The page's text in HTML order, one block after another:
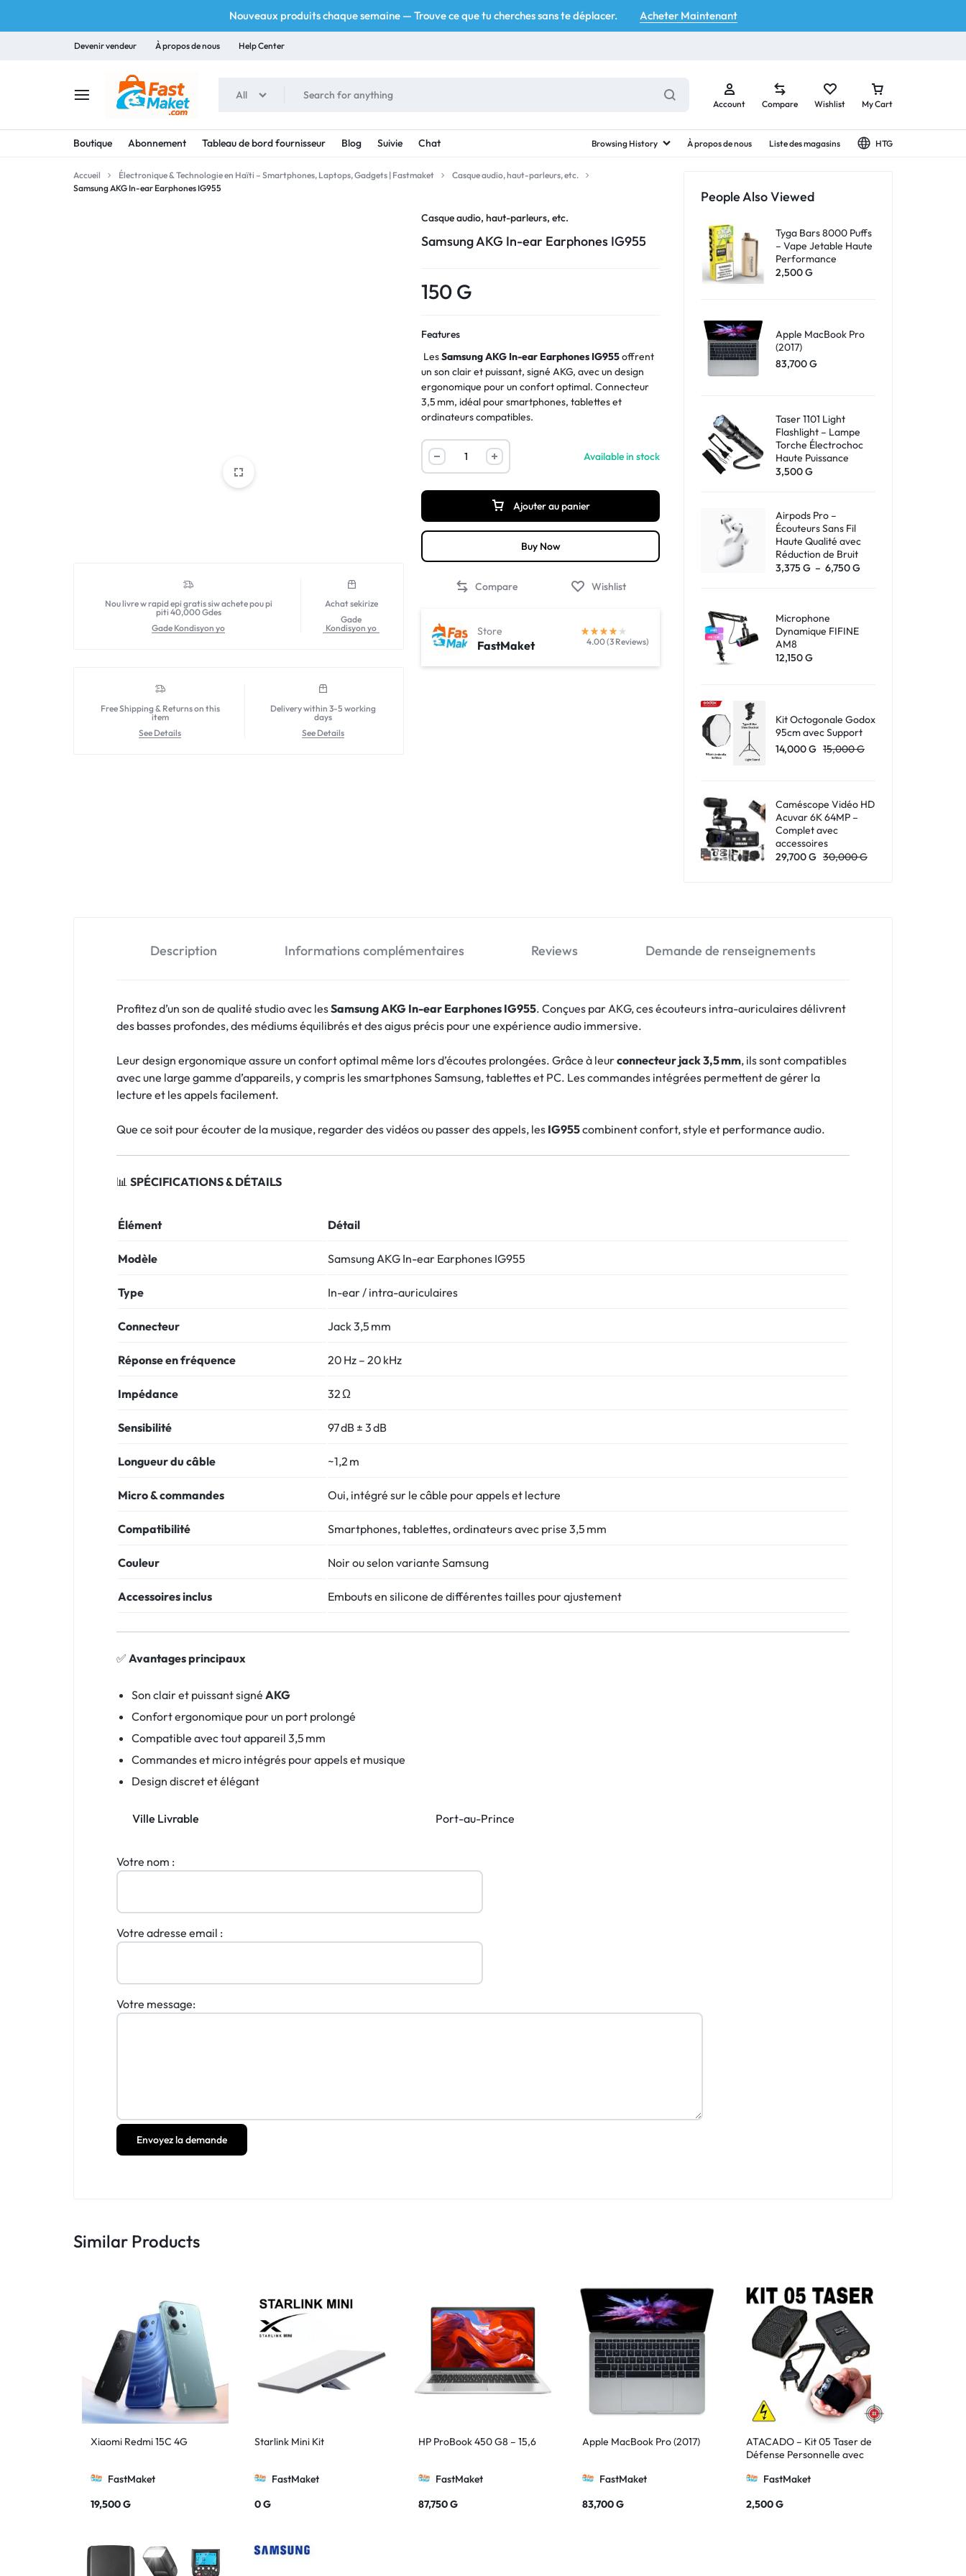
Nouveaux produits chaque semaine — Trouve ce que tu cherches sans te déplacer. Acheter Maintenant
Devenir vendeur À propos de nous Help Center
FASTMAKET
All
Account Compare Wishlist My Cart
Your bag is empty
Don't miss out on great deals! Start shopping or
Sign in to view products added.
Shop What's New
Boutique Abonnement Tableau de bord fournisseur Blog Suivie Chat Browsing History À propos de nous Liste des magasins HTG
Accueil Électronique & Technologie en Haïti – Smartphones, Laptops, Gadgets | Fastmaket
Casque audio, haut-parleurs, etc.
Samsung AKG In-ear Earphones IG955
Nou livre w rapid epi gratis siw achete pou pi
piti 40,000 Gdes
Gade Kondisyon yo
Achat sekirize
Gade
Kondisyon yo
Free Shipping & Returns on this
item
See Details
Delivery within 3-5 working
days
See Details
Casque audio, haut-parleurs, etc.
Samsung AKG In-ear Earphones IG955
150 G
Features
LesSamsung AKG In-ear Earphones IG955offrent
un son clair et puissant, signé AKG, avec un design
ergonomique pour un confort optimal. Connecteur
3,5 mm, idéal pour smartphones, tablettes et
ordinateurs compatibles.
Available in stock
Ajouter au panier
Buy Now
Compare Wishlist
Store
FastMaket 4.00 (3 Reviews)
People Also Viewed
Tyga Bars 8000 Puffs
– Vape Jetable Haute
Performance
2,500G
Apple MacBook Pro
(2017)
83,700G
Taser 1101 Light
Flashlight – Lampe
Torche Électrochoc
Haute Puissance
3,500G
Airpods Pro –
Écouteurs Sans Fil
Haute Qualité avec
Réduction de Bruit
3,375 G – 6,750G
Microphone
Dynamique FIFINE
AM8
12,150G
Kit Octogonale Godox
95cm avec Support
14,000G 15,000G
Caméscope Vidéo HD
Acuvar 6K 64MP –
Complet avec
accessoires
29,700G 30,000G
Description Informations complémentaires Reviews Demande de renseignements
Profitez d’un son de qualité studio avec lesSamsung AKG In-ear Earphones IG955. Conçues par AKG, ces écouteurs intra-auriculaires délivrent
des basses profondes, des médiums équilibrés et des aigus précis pour une expérience audio immersive.
Leur design ergonomique assure un confort optimal même lors d’écoutes prolongées. Grâce à leurconnecteur jack 3,5 mm, ils sont compatibles
avec une large gamme d’appareils, y compris les smartphones Samsung, tablettes et PC. Les commandes intégrées permettent de gérer la
lecture et les appels facilement.
Que ce soit pour écouter de la musique, regarder des vidéos ou passer des appels, les IG955combinent confort, style et performance audio.
📊 SPÉCIFICATIONS & DÉTAILS
Élément Détail
Modèle Samsung AKG In-ear Earphones IG955
Type In-ear / intra-auriculaires
Connecteur Jack 3,5 mm
Réponse en fréquence 20 Hz – 20 kHz
Impédance 32 Ω
Sensibilité 97 dB ± 3 dB
Longueur du câble ~1,2 m
Micro & commandes Oui, intégré sur le câble pour appels et lecture
Compatibilité Smartphones, tablettes, ordinateurs avec prise 3,5 mm
Couleur Noir ou selon variante Samsung
Accessoires inclus Embouts en silicone de différentes tailles pour ajustement
✅ Avantages principaux
Son clair et puissant signé AKG
Confort ergonomique pour un port prolongé
Compatible avec tout appareil 3,5 mm
Commandes et micro intégrés pour appels et musique
Design discret et élégant
Ville Livrable Port-au-Prince
Votre nom :
Votre adresse email :
Votre message:
Envoyez la demande
Similar Products
Xiaomi Redmi 15C 4G
FastMaket
19,500G
Starlink Mini Kit
FastMaket
0G
HP ProBook 450 G8 – 15,6
FastMaket
87,750G
Apple MacBook Pro (2017)
FastMaket
83,700G
ATACADO – Kit 05 Taser de
Défense Personnelle avec
FastMaket
2,500G